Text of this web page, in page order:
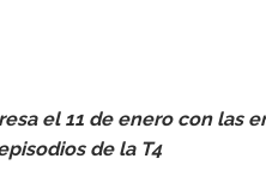
el 11 de enero con las
de la T4